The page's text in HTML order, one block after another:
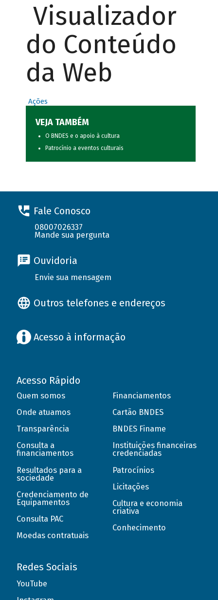
Visualizador
do Conteúdo
da Web
Ações
VEJA TAMBÉM
O BNDES e o apoio à cultura
Patrocínio a eventos culturais
Fale Conosco
08007026337
Mande sua pergunta
Ouvidoria
Envie sua mensagem
Outros telefones e endereços
Acesso à informação
Acesso Rápido
Quem somos
Onde atuamos
Transparência
Consulta a
financiamentos
Resultados para a
sociedade
Credenciamento de
Equipamentos
Consulta PAC
Moedas contratuais
Financiamentos
Cartão BNDES
BNDES Finame
Instituições financeiras
credenciadas
Patrocínios
Licitações
Cultura e economia
criativa
Conhecimento
Redes Sociais
YouTube